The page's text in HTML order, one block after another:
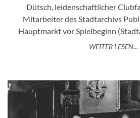
Dütsch, leidenschaftlicher
Mitarbeiter des Stadtarchivs
Hauptmarkt vor Spielbeginn
WEITER LESEN...